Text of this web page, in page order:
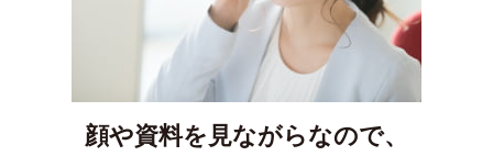
顔や資料を見ながらなので、